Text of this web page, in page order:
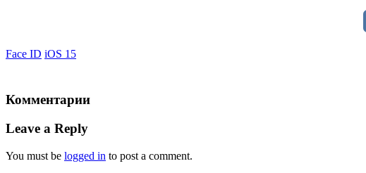
Face ID iOS 15
Комментарии
Leave a Reply
You must be logged in to post a comment.